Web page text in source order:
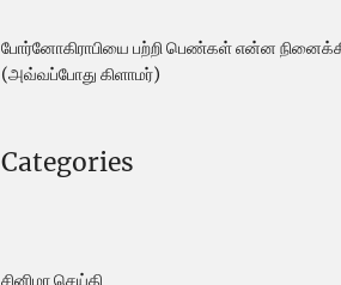
போர்னோகிராபியை பற்றி பெண்கள் என்ன
(அவ்வப்போது கிளாமர்)
Categories
சினிமா செய்தி